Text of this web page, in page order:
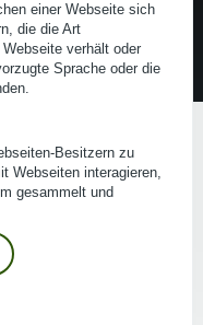
einer Webseite sich
die die Art
verhält oder
Sprache oder die
Besitzern zu
Webseiten interagieren,
gesammelt und